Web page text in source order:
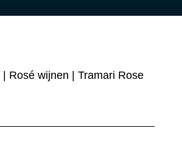
Rosé wijnen | Tramari Rose